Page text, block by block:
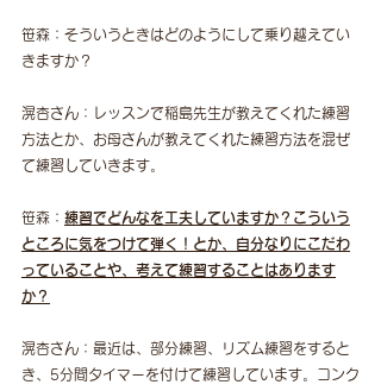
笹森：そういうときはどのようにして乗り越えてい
きますか？
滉杏さん：レッスンで稲島先生が教えてくれた練習
方法とか、お母さんが教えてくれた練習方法を混ぜ
て練習していきます。
笹森： 練習でどんなを工夫していますか？こういう
ところに気をつけて弾く！とか、自分なりにこだわ
っていることや、考えて練習することはあります
か？
滉杏さん：最近は、部分練習、リズム練習をすると
き、5分間タイマーを付けて練習しています。コンク